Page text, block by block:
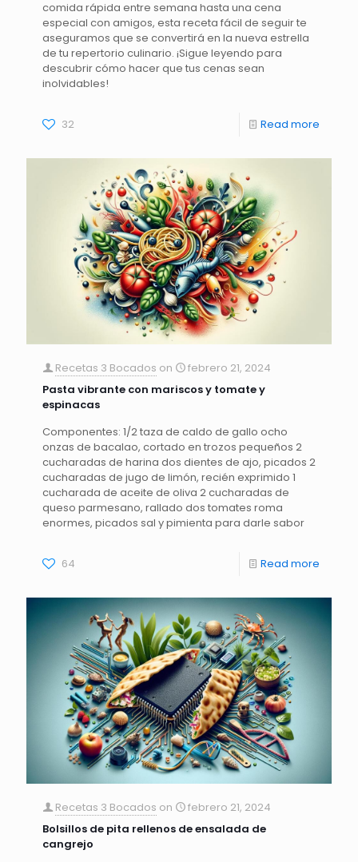
comida rápida entre semana hasta una cena
especial con amigos, esta receta fácil de seguir te
aseguramos que se convertirá en la nueva estrella
de tu repertorio culinario. ¡Sigue leyendo para
descubrir cómo hacer que tus cenas sean
inolvidables!
32 Read more
Recetas 3 Bocados on
febrero 21, 2024
Pasta vibrante con mariscos y tomate y
espinacas
Componentes: 1/2 taza de caldo de gallo ocho
onzas de bacalao, cortado en trozos pequeños 2
cucharadas de harina dos dientes de ajo, picados 2
cucharadas de jugo de limón, recién exprimido 1
cucharada de aceite de oliva 2 cucharadas de
queso parmesano, rallado dos tomates roma
enormes, picados sal y pimienta para darle sabor
64 Read more
Recetas 3 Bocados on
febrero 21, 2024
Bolsillos de pita rellenos de ensalada de
cangrejo